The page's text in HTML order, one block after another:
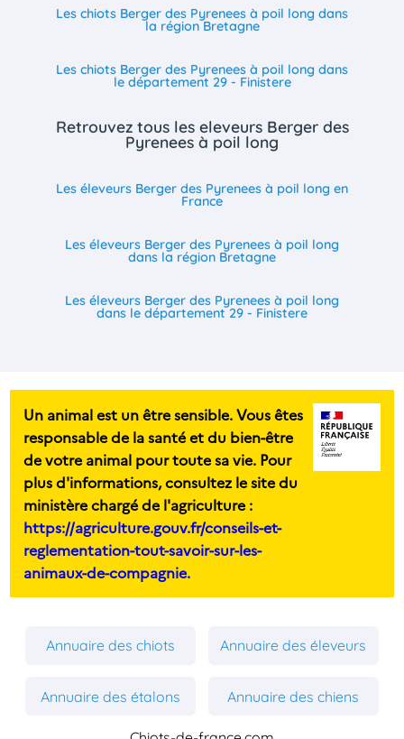
Les chiots Berger des Pyrenees à poil long dans
la région Bretagne
Les chiots Berger des Pyrenees à poil long dans
le département 29 - Finistere
Retrouvez tous les eleveurs Berger des
Pyrenees à poil long
Les éleveurs Berger des Pyrenees à poil long en
France
Les éleveurs Berger des Pyrenees à poil long
dans la région Bretagne
Les éleveurs Berger des Pyrenees à poil long
dans le département 29 - Finistere
Un animal est un être sensible. Vous êtes
responsable de la santé et du bien-être
de votre animal pour toute sa vie. Pour
plus d'informations, consultez le site du
ministère chargé de l'agriculture :
https://agriculture.gouv.fr/conseils-et-
reglementation-tout-savoir-sur-les-
animaux-de-compagnie.
Annuaire des chiots Annuaire des éleveurs
Annuaire des étalons Annuaire des chiens